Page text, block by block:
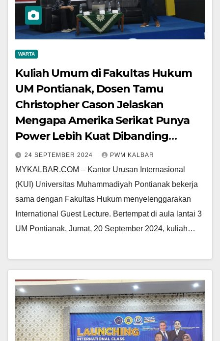
WARTA
Kuliah Umum di Fakultas Hukum
UM Pontianak, Dosen Tamu
Christopher Cason Jelaskan
Mengapa Amerika Serikat Punya
Power Lebih Kuat Dibanding
Indonesia
24 SEPTEMBER 2024 PWM KALBAR
MYKALBAR.COM – Kantor Urusan Internasional
(KUI) Universitas Muhammadiyah Pontianak bekerja
sama dengan Fakultas Hukum menyelenggarakan
International Guest Lecture. Bertempat di aula lantai 3
UM Pontianak, Jumat, 20 September 2024, kuliah…